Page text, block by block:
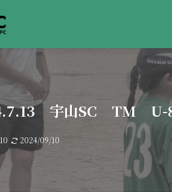
宇山SC TM U-
2024/09/10